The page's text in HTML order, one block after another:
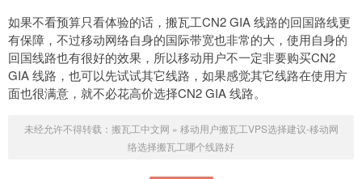
如果不看预算只看体验的话，搬瓦工CN2 GIA 线路的回国路线更
有保障，不过移动网络自身的国际带宽也非常的大，使用自身的
回国线路也有很好的效果，所以移动用户不一定非要购买CN2
GIA 线路，也可以先试试其它线路，如果感觉其它线路在使用方
面也很满意，就不必花高价选择CN2 GIA 线路。
未经允许不得转载： 搬瓦工中文网 » 移动用户搬瓦工VPS选择建议-移动网
络选择搬瓦工哪个线路好